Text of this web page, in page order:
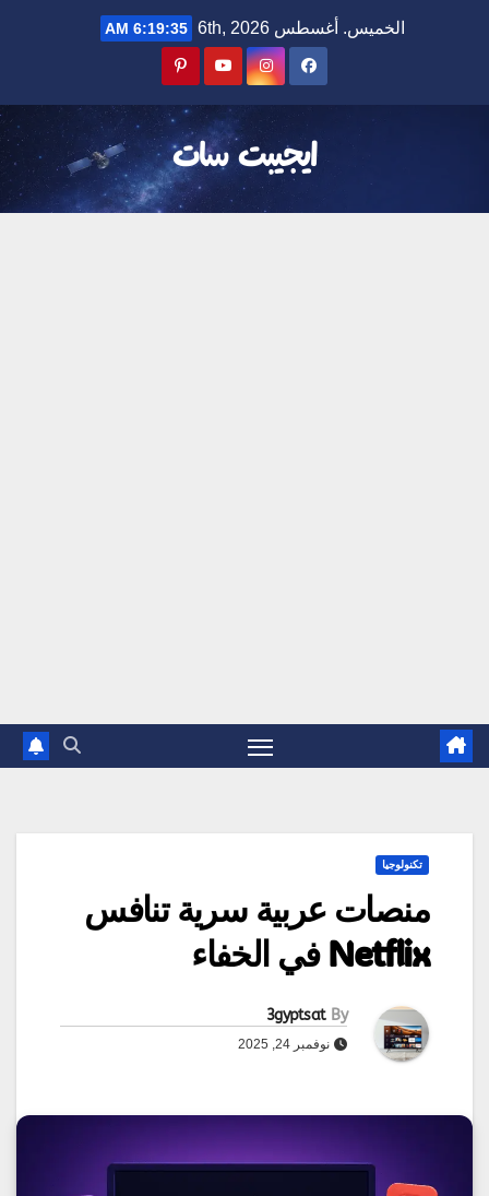
الخميس. أغسطس 6th, 2026 6:19:36 AM
ايجيبت سات
تكنولوجيا
منصات عربية سرية تنافس
Netflix في الخفاء
By
3gyptsat
نوفمبر 24, 2025